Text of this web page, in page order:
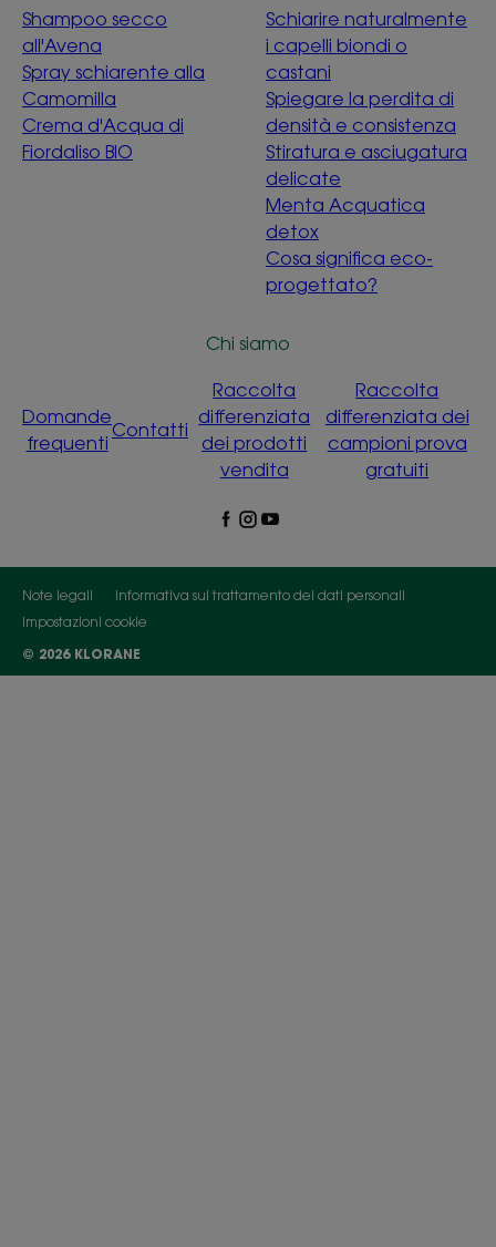
Shampoo secco
all'Avena
Spray schiarente alla
Camomilla
Crema d'Acqua di
Fiordaliso BIO
Schiarire naturalmente
i capelli biondi o
castani
Spiegare la perdita di
densità e consistenza
Stiratura e asciugatura
delicate
Menta Acquatica
detox
Cosa significa eco-
progettato?
Chi siamo
Domande
frequenti
Contatti
Raccolta
differenziata
dei prodotti
vendita
Raccolta
differenziata dei
campioni prova
gratuiti
Note legali
Informativa sul trattamento dei dati personali
Impostazioni cookie
© 2026 KLORANE